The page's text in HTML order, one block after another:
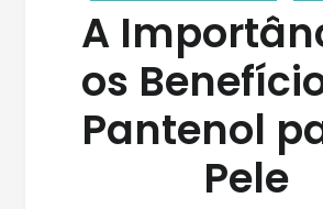
A
os
Pantenol
Pele